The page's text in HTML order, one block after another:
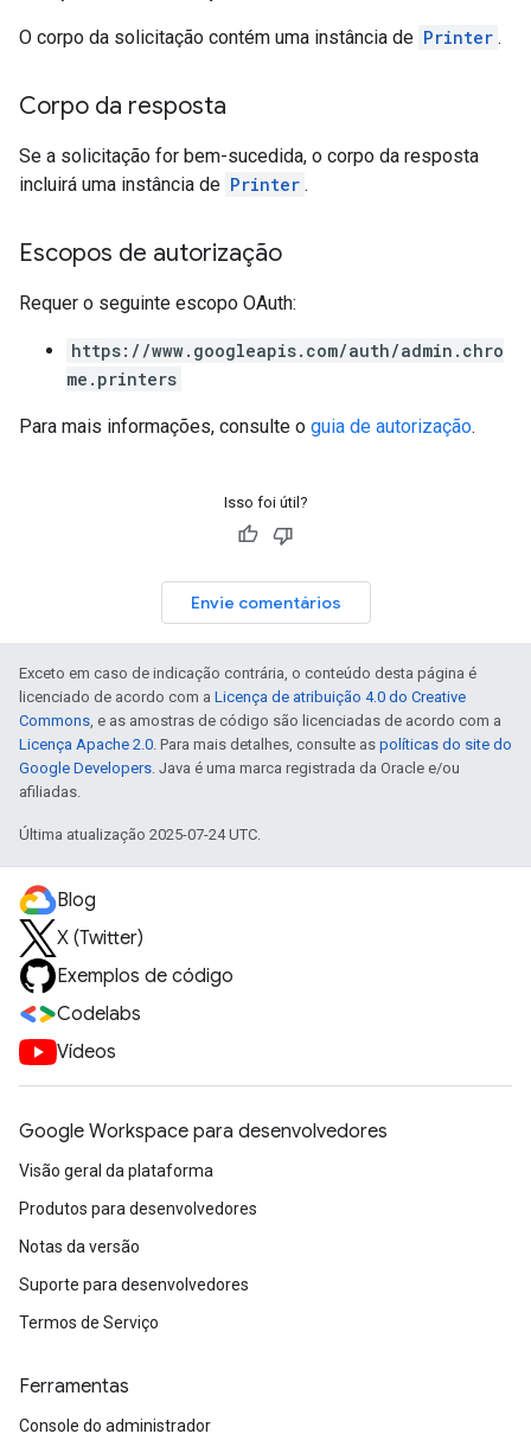
O corpo da solicitação contém uma instância de Printer .
Corpo da resposta
Se a solicitação for bem-sucedida, o corpo da resposta
incluirá uma instância de Printer .
Escopos de autorização
Requer o seguinte escopo OAuth:
https://www.googleapis.com/auth/admin.chro
me.printers
Para mais informações, consulte o guia de autorização.
Isso foi útil?
Envie comentários
Exceto em caso de indicação contrária, o conteúdo desta página é
licenciado de acordo com a Licença de atribuição 4.0 do Creative
Commons, e as amostras de código são licenciadas de acordo com a
Licença Apache 2.0. Para mais detalhes, consulte as políticas do site do
Google Developers. Java é uma marca registrada da Oracle e/ou
afiliadas.
Última atualização 2025-07-24 UTC.
Blog
X (Twitter)
Exemplos de código
Codelabs
Vídeos
Google Workspace para desenvolvedores
Visão geral da plataforma
Produtos para desenvolvedores
Notas da versão
Suporte para desenvolvedores
Termos de Serviço
Ferramentas
Console do administrador